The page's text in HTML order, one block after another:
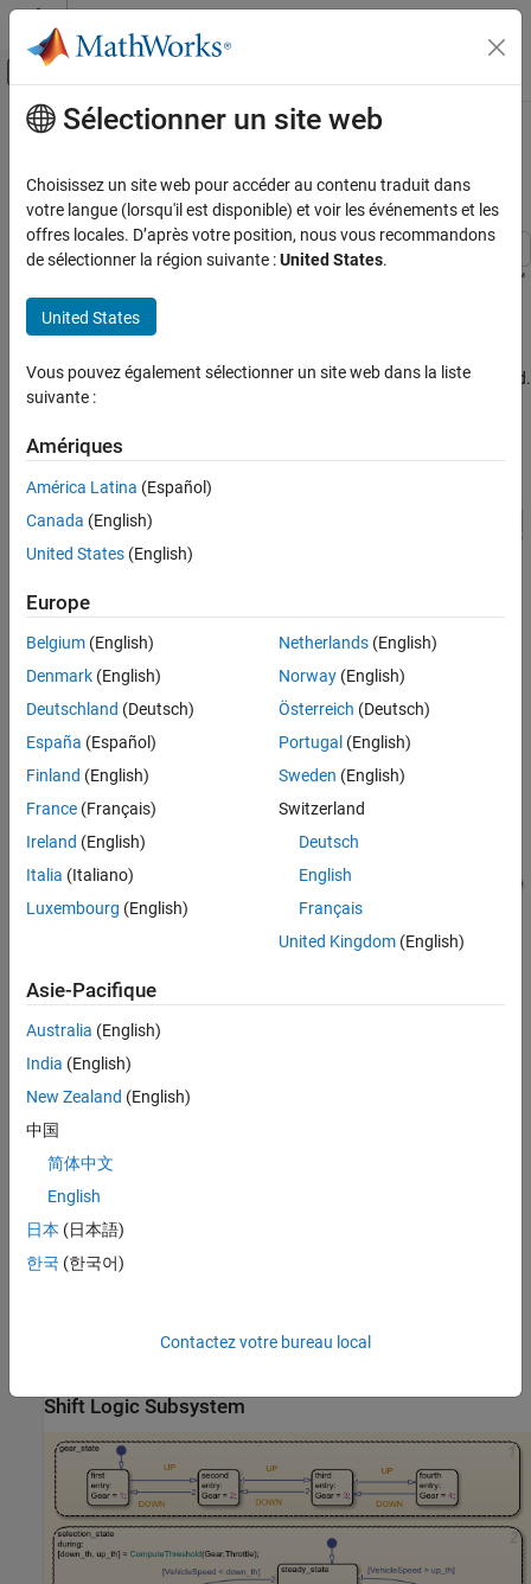
Passer au contenu
Activer/désactiver l'affichage du menu
Accueil de la documentation
Simscape Driveline
Applications
Simscape Driveline
Vehicle with Four-Speed Transmission
Model
Transmission Subsystem
Clutch Schedule Subsystem
Shift Logic Subsystem
Simulation Results from Simscape Logging
Contenu principal
Vehicle with Four-Speed
Transmission
This example shows a complete vehicle with Simscape™ Driveline™
components, including the engine, drivetrain, four-speed
transmission, tires, and longitudinal vehicle dynamics. The
Stateflow®, selecting the gear based on throttle and vehicle speed.
Transmission Subsystem
Clutch Schedule Subsystem
Shift Logic Subsystem
Sélectionner un site web
Choisissez un site web pour accéder au contenu traduit dans
votre langue (lorsqu'il est disponible) et voir les événements et les
offres locales. D’après votre position, nous vous recommandons
de sélectionner la région suivante :United States.
United States
Vous pouvez également sélectionner un site web dans la liste
suivante :
Amériques
América Latina (Español)
Canada (English)
United States (English)
Europe
Belgium (English)
Denmark (English)
Deutschland (Deutsch)
España (Español)
Finland (English)
France (Français)
Ireland (English)
Italia (Italiano)
Luxembourg (English)
Netherlands(English)
Norway(English)
Österreich (Deutsch)
Portugal (English)
Sweden (English)
Switzerland
Deutsch
English
Français
United Kingdom(English)
Asie-Pacifique
Australia (English)
India (English)
New Zealand (English)
中国
简体中文
English
日本 (日本語)
한국 (한국어)
Contactez votre bureau local